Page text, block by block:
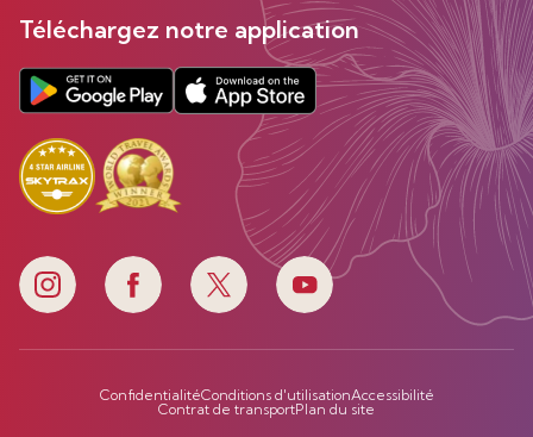
Téléchargez notre application
ConfidentialitéConditions d'utilisationAccessibilité
Contrat de transportPlan du site